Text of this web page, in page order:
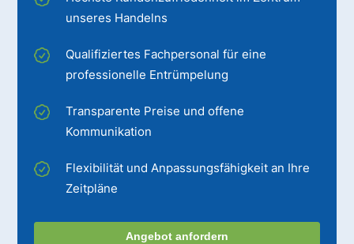
unseres Handelns
Qualifiziertes Fachpersonal für eine
professionelle Entrümpelung
Transparente Preise und offene
Kommunikation
Flexibilität und Anpassungsfähigkeit an Ihre
Zeitpläne
Angebot anfordern